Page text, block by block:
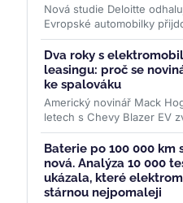
Nová studie Deloitte
Evropské automobilky
miliardy eur na zisku z
prodeje... >>
Dva roky s
leasingu: proč se
ke spalováku
Americký novinář Mack
letech s Chevy Blazer EV
návrat ke spalovacímu
koupil další ojetý
Baterie po 100 000 km
nová. Analýza 10 000
ukázala, které
stárnou nejpomaleji